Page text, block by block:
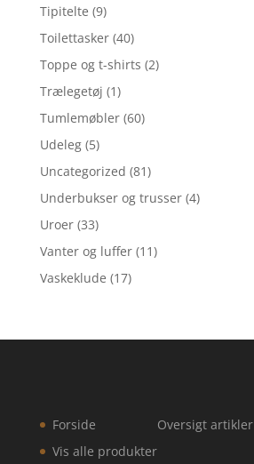
Tipitelte (9)
Toilettasker (40)
Toppe og t-shirts (2)
Trælegetøj (1)
Tumlemøbler (60)
Udeleg (5)
Uncategorized (81)
Underbukser og trusser (4)
Uroer (33)
Vanter og luffer (11)
Vaskeklude (17)
Forside
Vis alle produkter
Oversigt artikler